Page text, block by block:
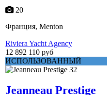
20
Франция, Menton
Riviera Yacht Agency
12 892 110 руб
ИСПОЛЬЗОВАННЫЙ
Jeanneau Prestige